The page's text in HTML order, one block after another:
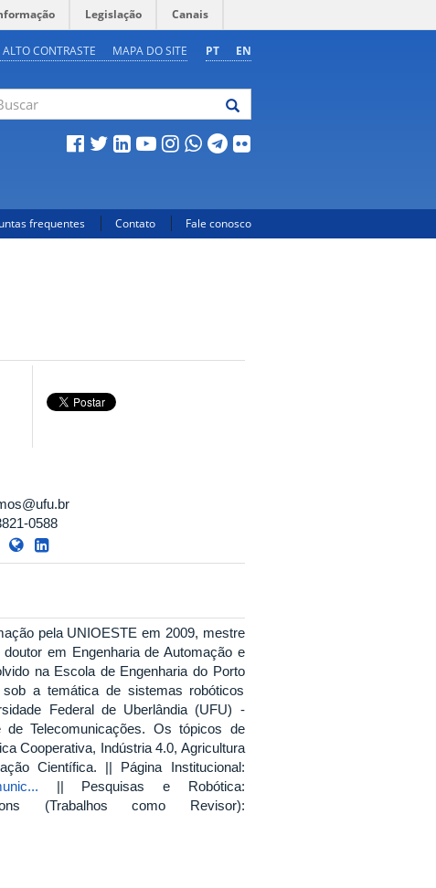
Legislação Canais
PT EN
ALTO CONTRASTE MAPA DO SITE
frequentes Contato Fale conosco
0588
pela UNIOESTE em 2009, mestre
em Engenharia de Automação e
na Escola de Engenharia do Porto
a temática de sistemas robóticos
Federal de Uberlândia (UFU) -
Telecomunicações. Os tópicos de
Cooperativa, Indústria 4.0, Agricultura
Científica. || Página Institucional:
|| Pesquisas e Robótica:
como Revisor):